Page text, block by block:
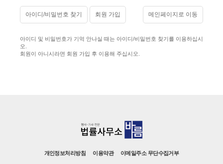
아이디/비밀번호 찾기 회원 가입 메인페이지로 이동
아이디 및 비밀번호가 기억 안나실 때는 아이디/비밀번호 찾기를 이용하십시
오.
회원이 아니시라면 회원 가입 후 이용해 주십시오.
개인정보처리방침 이용약관 이메일주소 무단수집거부